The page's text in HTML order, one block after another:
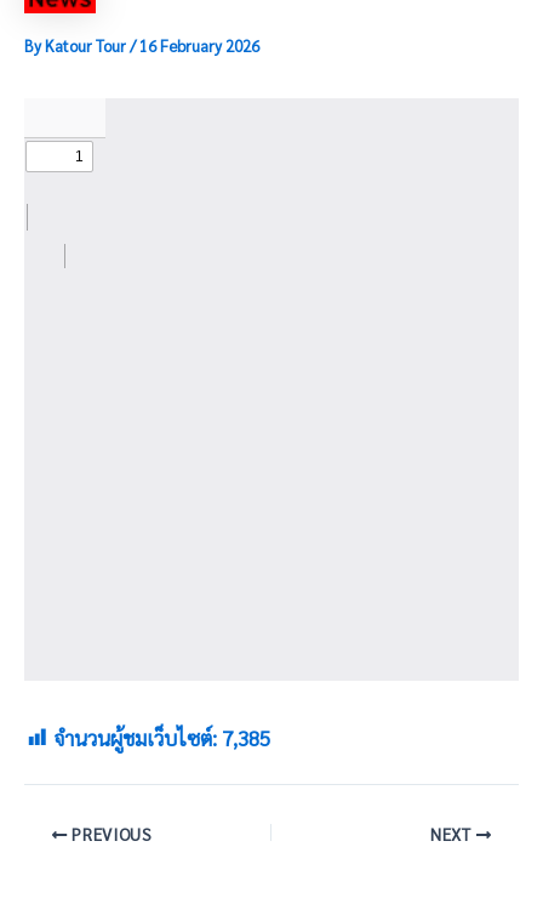
ByKatour Tour/16 February 2026
จำนวนผู้ชมเว็บไซต์: 7,385
PREVIOUS NEXT